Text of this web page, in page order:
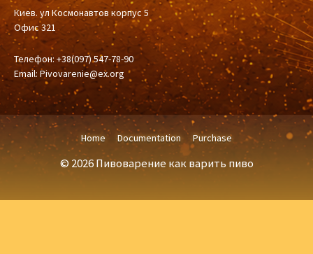
Киев. ул Космонавтов корпус 5
Офис 321
Телефон: +38(097) 547-78-90
Email: Pivovarenie@ex.org
Home Documentation Purchase
© 2026 Пивоварение как варить пиво